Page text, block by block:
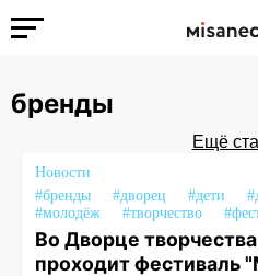
бренды
Ещё
Новости
#бренды
#дворец #дети
#молодёж
#творчество
Во Дворце
проходит фестиваль